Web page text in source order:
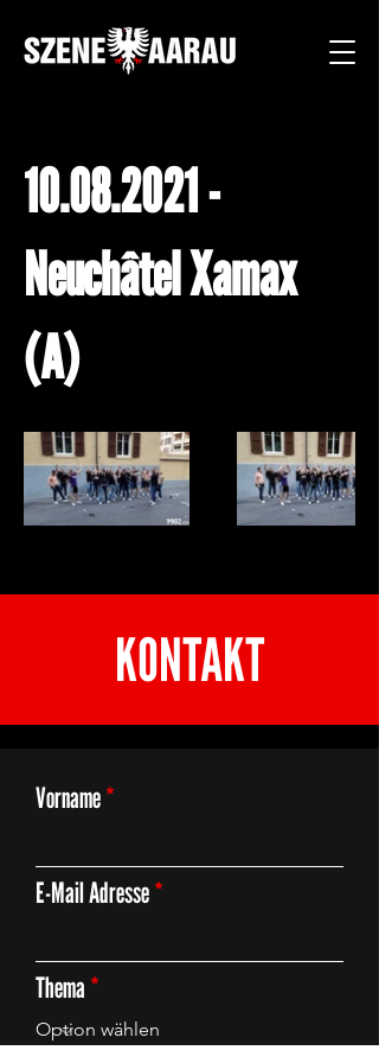
10.08.2021-
Neuchâtel Xamax
(A)
KONTAKT
Vorname
E-Mail Adresse
Thema